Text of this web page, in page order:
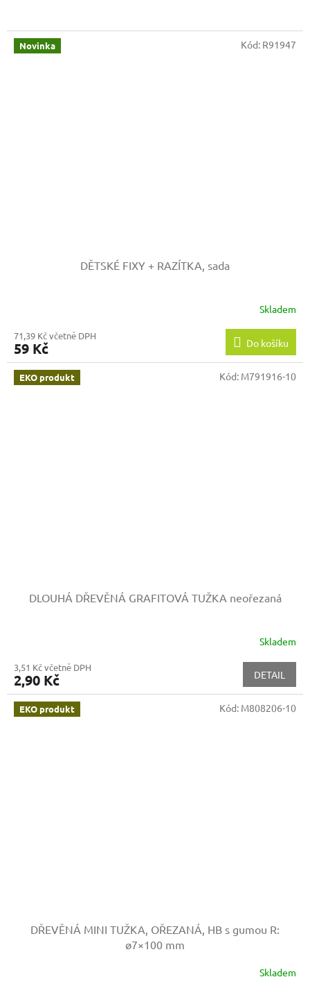
Novinka
DĚTSKÉ FIXY + RAZÍTKA, sada
Skladem
71,39 Kč včetně DPH
59 Kč Do košíku
Kód: R91947
EKO produkt
DLOUHÁ DŘEVĚNÁ GRAFITOVÁ TUŽKA neořezaná
Skladem
3,51 Kč včetně DPH
2,90 Kč DETAIL
Kód: M791916-10
EKO produkt
DŘEVĚNÁ MINI TUŽKA, OŘEZANÁ, HB s gumou R:
ø7×100 mm
Skladem
Kód: M808206-10